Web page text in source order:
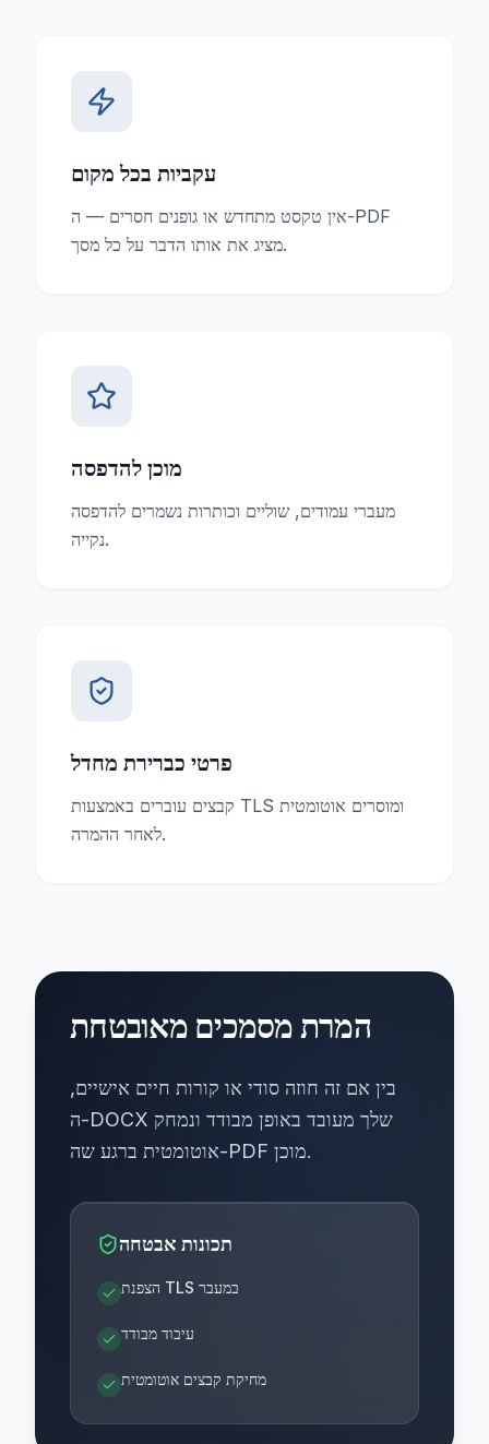
עקביות בכל מקום
אין טקסט מתחדש או גופנים חסרים — ה-PDF
מציג את אותו הדבר על כל מסך.
מוכן להדפסה
מעברי עמודים, שוליים וכותרות נשמרים להדפסה
נקייה.
פרטי כברירת מחדל
קבצים עוברים באמצעות TLS ומוסרים אוטומטית
לאחר ההמרה.
המרת מסמכים מאובטחת
בין אם זה חוזה סודי או קורות חיים אישיים,
ה-DOCX שלך מעובד באופן מבודד ונמחק
אוטומטית ברגע שה-PDF מוכן.
תכונות אבטחה
הצפנת TLS במעבר
עיבוד מבודד
מחיקת קבצים אוטומטית